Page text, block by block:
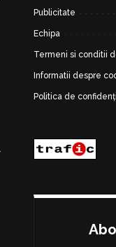
Publicitate
Echipa
Termeni si conditii
Informatii despre
Politica de